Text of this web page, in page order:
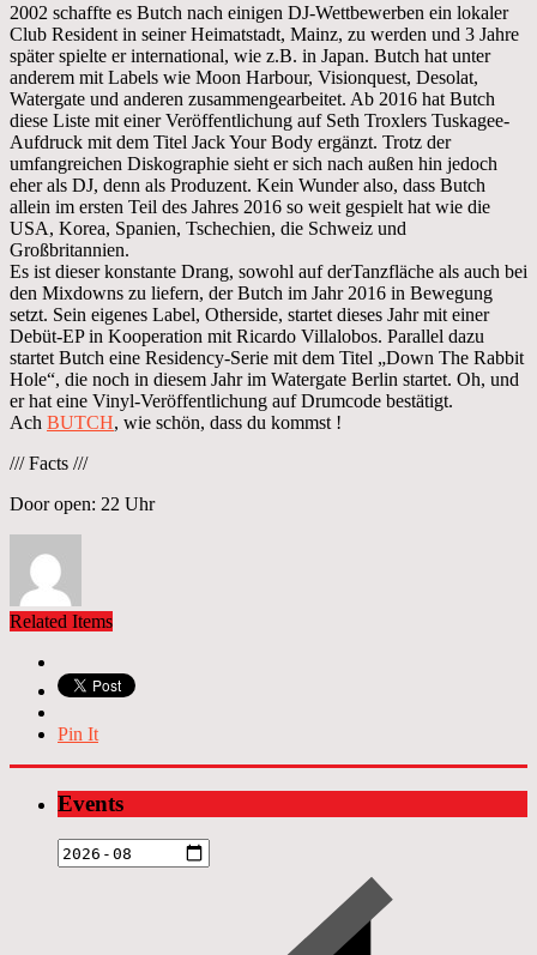
2002 schaffte es Butch nach einigen DJ-Wettbewerben ein lokaler
Club Resident in seiner Heimatstadt, Mainz, zu werden und 3 Jahre
später spielte er international, wie z.B. in Japan. Butch hat unter
anderem mit Labels wie Moon Harbour, Visionquest, Desolat,
Watergate und anderen zusammengearbeitet. Ab 2016 hat Butch
diese Liste mit einer Veröffentlichung auf Seth Troxlers Tuskagee-
Aufdruck mit dem Titel Jack Your Body ergänzt. Trotz der
umfangreichen Diskographie sieht er sich nach außen hin jedoch
eher als DJ, denn als Produzent. Kein Wunder also, dass Butch
allein im ersten Teil des Jahres 2016 so weit gespielt hat wie die
USA, Korea, Spanien, Tschechien, die Schweiz und
Großbritannien.
Es ist dieser konstante Drang, sowohl auf derTanzfläche als auch bei
den Mixdowns zu liefern, der Butch im Jahr 2016 in Bewegung
setzt. Sein eigenes Label, Otherside, startet dieses Jahr mit einer
Debüt-EP in Kooperation mit Ricardo Villalobos. Parallel dazu
startet Butch eine Residency-Serie mit dem Titel „Down The Rabbit
Hole“, die noch in diesem Jahr im Watergate Berlin startet. Oh, und
er hat eine Vinyl-Veröffentlichung auf Drumcode bestätigt.
Ach BUTCH, wie schön, dass du kommst !
/// Facts ///
Door open: 22 Uhr
Related Items
Pin It
Events